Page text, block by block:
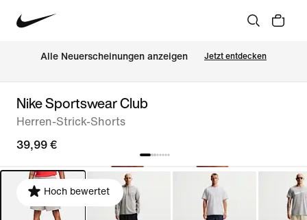
Alle Neuerscheinungen anzeigen Jetzt entdecken
Nike Sportswear Club
Herren-Strick-Shorts
39,99 €
Hoch bewertet